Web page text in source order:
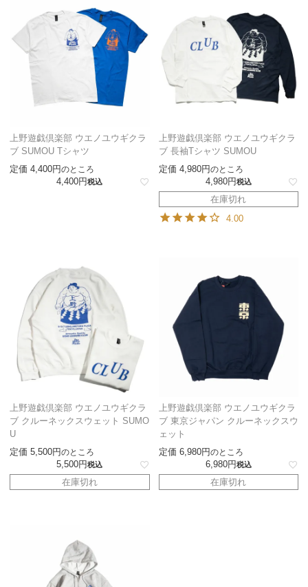
上野遊戯倶楽部 ウエノユウギクラ
ブ SUMOU Tシャツ
定価 4,400 のところ
4,400 税込
上野遊戯倶楽部 ウエノユウギクラ
ブ 長袖Tシャツ SUMOU
定価 4,980 のところ
4,980 税込
在庫切れ
4.00
上野遊戯倶楽部 ウエノユウギクラ
ブ クルーネックスウェット SUMO
U
定価 5,500 のところ
5,500 税込
在庫切れ
上野遊戯倶楽部 ウエノユウギクラ
ブ 東京ジャパン クルーネックスウ
ェット
定価 6,980 のところ
6,980 税込
在庫切れ